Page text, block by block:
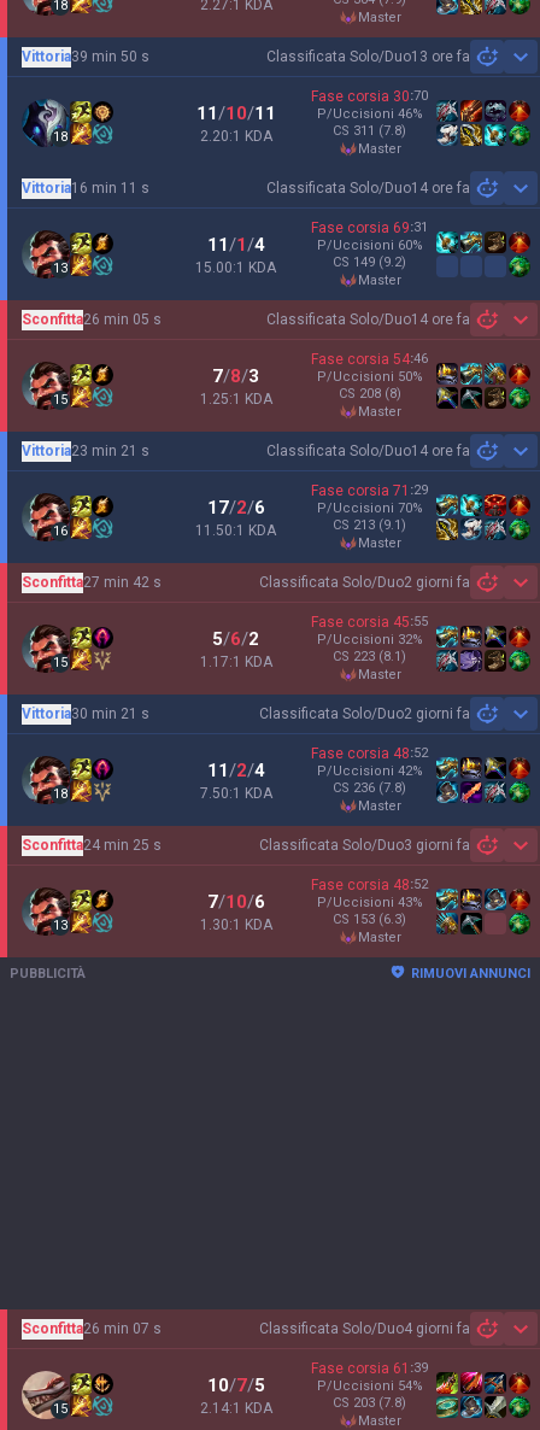
18 2.27:1 KDA
master
Classificata Solo/Duo13 ore fa
Vittoria39 min 50 s
18
11/10/11
2.20:1 KDA
Fase corsia 30:70
P/Uccisioni 46%
CS 311 (7.8)
master
Classificata Solo/Duo14 ore fa
Vittoria16 min 11 s
13
11/1/4
15.00:1 KDA
Fase corsia 69:31
P/Uccisioni 60%
CS 149 (9.2)
master
Classificata Solo/Duo14 ore fa
Sconfitta26 min 05 s
15
7/8/3
1.25:1 KDA
Fase corsia 54:46
P/Uccisioni 50%
CS 208 (8)
master
Classificata Solo/Duo14 ore fa
Vittoria23 min 21 s
16
17/2/6
11.50:1 KDA
Fase corsia 71 :29
P/Uccisioni 70%
CS 213 (9.1)
master
Classificata Solo/Duo2 giorni fa
Sconfitta27 min 42 s
15
5/6/2
1.17:1 KDA
Fase corsia 45:55
P/Uccisioni 32%
CS 223 (8.1)
master
Classificata Solo/Duo2 giorni fa
Vittoria30 min 21 s
18
11/2/4
7.50:1 KDA
Fase corsia 48:52
P/Uccisioni 42%
CS 236 (7.8)
master
Classificata Solo/Duo3 giorni fa
Sconfitta24 min 25 s
13
7/10/6
1.30:1 KDA
Fase corsia 48:52
P/Uccisioni 43%
CS 153 (6.3)
master
PUBBLICITÀ RIMUOVI ANNUNCI
Classificata Solo/Duo4 giorni fa
Sconfitta26 min 07 s
15
10/7/5
2.14:1 KDA
Fase corsia 61 :39
P/Uccisioni 54%
CS 203 (7.8)
master